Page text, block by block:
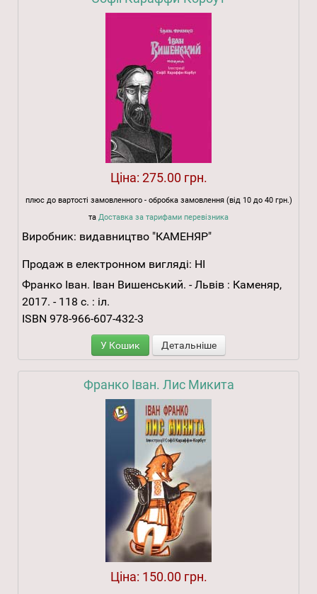
Ціна: 275.00 грн.
плюс до вартості замовленного - обробка замовлення (від 10 до 40 грн.)
та Доставка за тарифами перевізника
Виробник: видавництво "КАМЕНЯР"
Продаж в електронном вигляді: НІ
Франко Іван. Іван Вишенський. - Львів : Каменяр,
2017. - 118 с. : іл.
ISBN 978-966-607-432-3
У Кошик Детальніше
Франко Іван. Лис Микита
Ціна: 150.00 грн.